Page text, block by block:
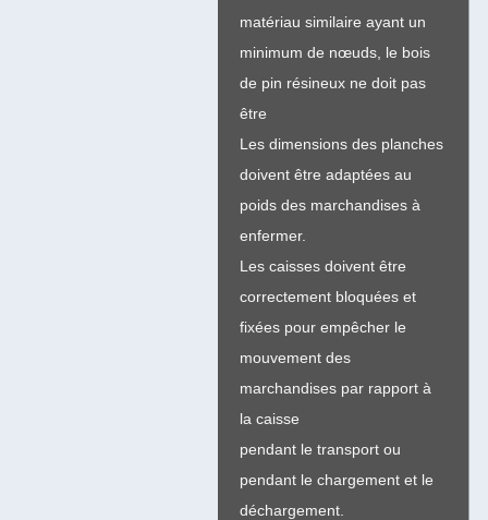
matériau similaire ayant un
minimum de nœuds, le bois
de pin résineux ne doit pas
être
Les dimensions des planches
doivent être adaptées au
poids des marchandises à
enfermer.
Les caisses doivent être
correctement bloquées et
fixées pour empêcher le
mouvement des
marchandises par rapport à
la caisse
pendant le transport ou
pendant le chargement et le
déchargement.